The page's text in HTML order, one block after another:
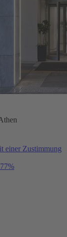
einer Zustimmung
77%